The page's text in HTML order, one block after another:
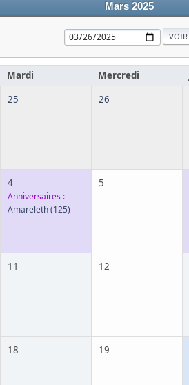
Mars 2025
Mardi Mercredi
25 26
4
Anniversaires :
Amareleth(125)
5
11 12
18 19